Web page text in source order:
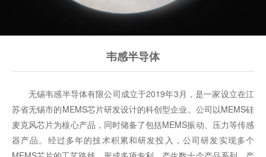
韦感半导体
无锡韦感半导体有限公司成立于2019年3月，是一家设立在江
苏省无锡市的MEMS芯片研发设计的科创型企业。公司以MEMS硅
麦克风芯片为核心产品，同时储备了包括MEMS振动、压力等传感
器产品。经过多年的技术积累和研发投入，公司研发实现多个